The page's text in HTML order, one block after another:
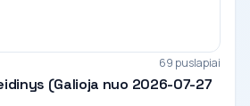
69 puslapiai
(Galioja nuo 2026-07-27